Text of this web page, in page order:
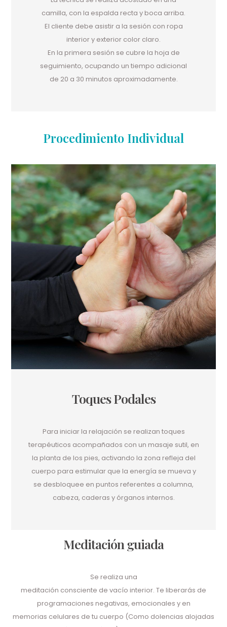
camilla, con la espalda recta y boca arriba.
El cliente debe asistir a la sesión con ropa
interior y exterior color claro.
En la primera sesión se cubre la hoja de
seguimiento, ocupando un tiempo adicional
de 20 a 30 minutos aproximadamente.
Procedimiento Individual
Toques Podales
Para iniciar la relajación se realizan toques
terapéuticos acompañados con un masaje sutil, en
la planta de los pies, activando la zona refleja del
cuerpo para estimular que la energía se mueva y
se desbloquee en puntos referentes a columna,
cabeza, caderas y órganos internos.
Meditación guiada
Se realiza una
meditación consciente de vacío interior. Te liberarás de
programaciones negativas, emocionales y en
memorias celulares de tu cuerpo (Como dolencias alojadas